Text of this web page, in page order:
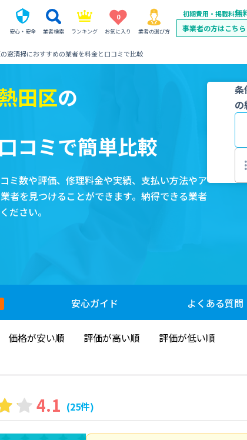
安心・安全 業者検索 ランキング
0
お気に入り 業者の選び方
初期費用・掲載料無
事業者の方はこちら
窓清掃におすすめの業者を料金と口コミで比較
田区の
コミで簡単比較
ミ数や評価、修理料金や実績、支払い方法やア
者を見つけることができます。納得できる業者
ださい。
条
の
安心ガイド よくある質問
価格が安い順 評価が高い順 評価が低い順
4.1 (25件)